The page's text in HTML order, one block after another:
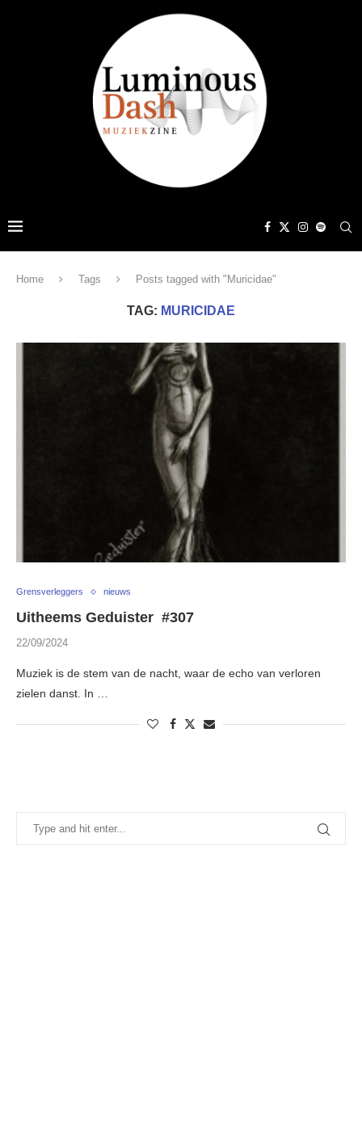
Home Tags Posts tagged with "Muricidae"
TAG: MURICIDAE
Grensverleggers nieuws
Uitheems Geduister #307
22/09/2024
Muziek is de stem van de nacht, waar de echo van verloren
zielen danst. In …